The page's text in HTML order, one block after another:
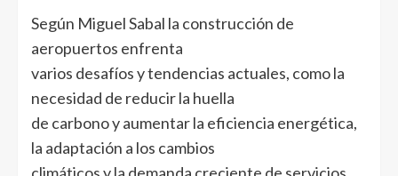
Según Miguel Sabal la construcción de
aeropuertos enfrenta
varios desafíos y tendencias actuales, como la
necesidad de reducir la huella
de carbono y aumentar la eficiencia energética,
la adaptación a los cambios